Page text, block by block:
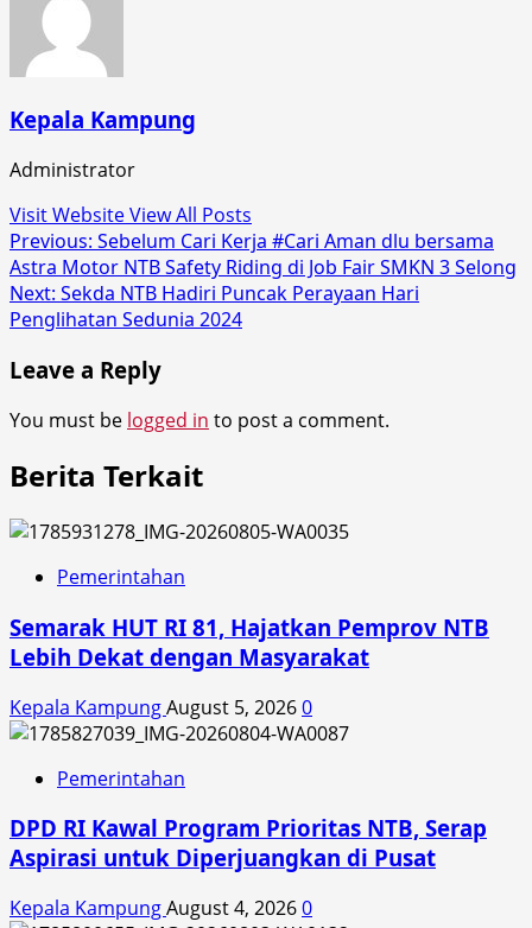
Kepala Kampung
Administrator
Visit WebsiteView All Posts
Post
navigation
Previous: Sebelum Cari Kerja #Cari Aman dlu bersama
Astra Motor NTB Safety Riding di Job Fair SMKN 3 Selong
Next: Sekda NTB Hadiri Puncak Perayaan Hari
Penglihatan Sedunia 2024
Leave a Reply
You must be logged in to post a comment.
Berita Terkait
Pemerintahan
Semarak HUT RI 81, Hajatkan Pemprov NTB
Lebih Dekat dengan Masyarakat
Kepala KampungAugust 5, 20260
Pemerintahan
DPD RI Kawal Program Prioritas NTB, Serap
Aspirasi untuk Diperjuangkan di Pusat
Kepala KampungAugust 4, 20260